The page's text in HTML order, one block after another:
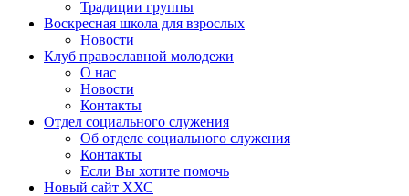
Традиции группы
Воскресная школа для взрослых
Новости
Клуб православной молодежи
О нас
Новости
Контакты
Отдел социального служения
Об отделе социального служения
Контакты
Если Вы хотите помочь
Новый сайт ХХС